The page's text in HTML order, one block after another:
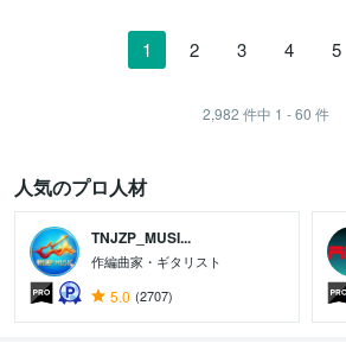
1 2 3 4 5
2,982 件中 1 - 60 件
人気のプロ人材
TNJZP_MUSI...
作編曲家・ギタリスト
5.0 (2707)